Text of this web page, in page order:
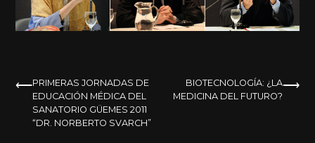
NAVEGACIÓN
DE
ENTRADAS
PRIMERAS JORNADAS DE
EDUCACIÓN MÉDICA DEL
SANATORIO GÜEMES 2011
“DR. NORBERTO SVARCH”
BIOTECNOLOGÍA: ¿LA
MEDICINA DEL FUTURO?